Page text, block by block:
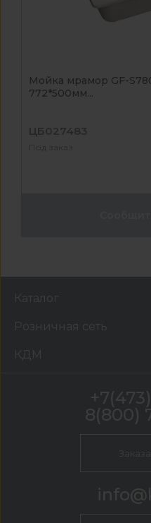
Мойка мрамор GF-
772*500мм...
ЦБ027483
Под заказ
Каталог
Розничная сеть
КДМ
8(800)